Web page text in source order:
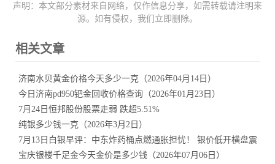
声明：本文部分素材来自网络，仅作信息分享，如需转载请注明来
源。如有侵权，我们立即删除。
相关文章
济南水贝黄金价格今天多少一克（2026年04月14日）
今日济南pd950钯金回收价格查询（2026年01月23日）
7月24日恒邦股份股票走弱 跌超5.51%
纯银多少钱一克（2026年3月2日）
7月13日白银早评：中东炸药桶点燃通胀担忧！ 银价低开横盘震荡
宝庆银楼千足金今天金价是多少钱（2026年07月06日）